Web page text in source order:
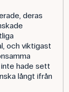
deras
och viktigast
hade sett
långt ifrån